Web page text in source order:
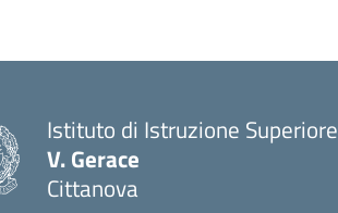
Istituto di Istruzione Superiore
V. Gerace
Cittanova